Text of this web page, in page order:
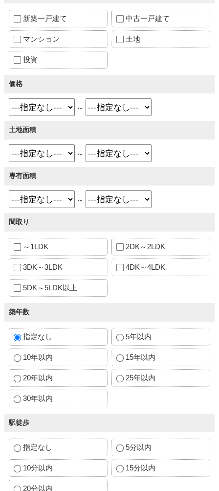
新築一戸建て 中古一戸建て
マンション 土地
投資
価格
～
土地面積
～
専有面積
～
間取り
～1LDK 2DK～2LDK
3DK～3LDK 4DK～4LDK
5DK～5LDK以上
築年数
指定なし 5年以内
10年以内 15年以内
20年以内 25年以内
30年以内
駅徒歩
指定なし 5分以内
10分以内 15分以内
20分以内